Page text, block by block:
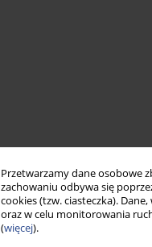
Przetwarzamy dane osobowe
zachowaniu odbywa się
cookies (tzw. ciasteczka).
oraz w celu monitorowania
(więcej).